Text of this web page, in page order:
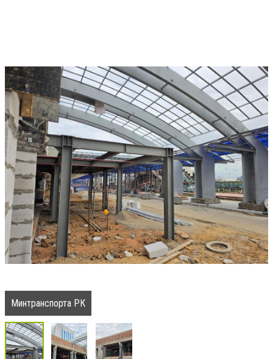
Минтранспорта РК